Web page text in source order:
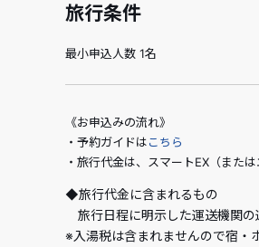
旅行条件
最小申込人数 1名
《お申込みの流れ》
・予約ガイドはこちら
・旅行代金は、スマートEX（また
◆旅行代金に含まれるもの
旅行日程に明示した運送機関の
※入湯税は含まれませんので宿・